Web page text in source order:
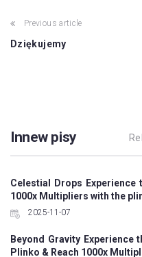
Post
navigation
Previous article
Dziękujemy
Innew pisy
Celestial Drops
1000x Multipliers with the
2025-11-07
Beyond Gravity
Plinko & Reach 1000x